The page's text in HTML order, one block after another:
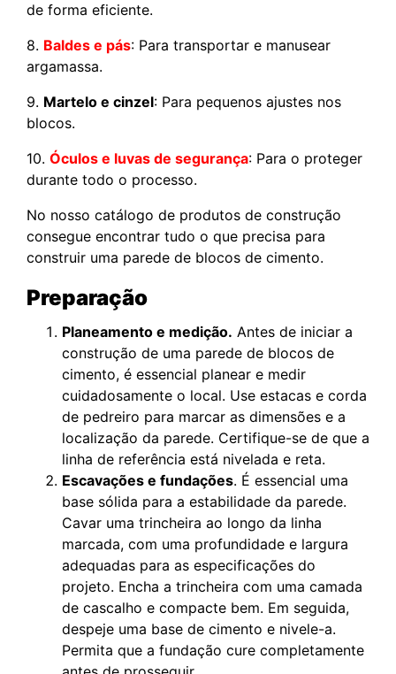
de forma eficiente.
8. Baldes e pás: Para transportar e manusear
argamassa.
9. Martelo e cinzel: Para pequenos ajustes nos
blocos.
10. Óculos e luvas de segurança: Para o proteger
durante todo o processo.
No nosso catálogo de produtos de construção
consegue encontrar tudo o que precisa para
construir uma parede de blocos de cimento.
Preparação
Planeamento e medição. Antes de iniciar a
construção de uma parede de blocos de
cimento, é essencial planear e medir
cuidadosamente o local. Use estacas e corda
de pedreiro para marcar as dimensões e a
localização da parede. Certifique-se de que a
linha de referência está nivelada e reta.
Escavações e fundações. É essencial uma
base sólida para a estabilidade da parede.
Cavar uma trincheira ao longo da linha
marcada, com uma profundidade e largura
adequadas para as especificações do
projeto. Encha a trincheira com uma camada
de cascalho e compacte bem. Em seguida,
despeje uma base de cimento e nivele-a.
Permita que a fundação cure completamente